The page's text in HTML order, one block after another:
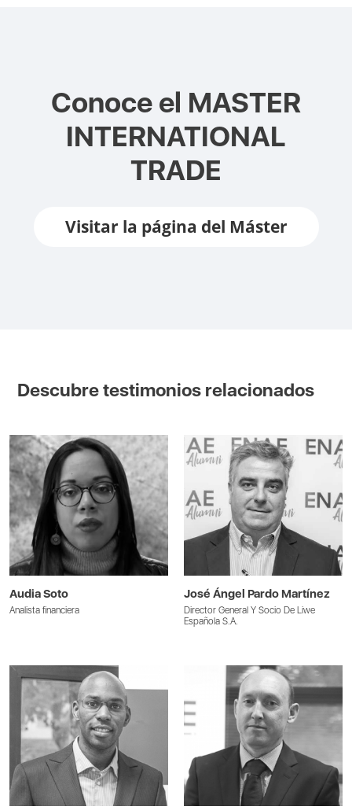
Conoce el MASTER
INTERNATIONAL
TRADE
Visitar la página del Máster
Descubre testimonios relacionados
Audia Soto
Analista financiera
José Ángel Pardo Martínez
Director General Y Socio De Liwe
Española S.A.